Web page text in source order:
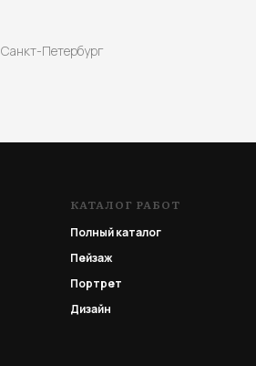
Санкт-Петербург
КАТАЛОГ РАБОТ
Полный каталог
Пейзаж
Портрет
Дизайн